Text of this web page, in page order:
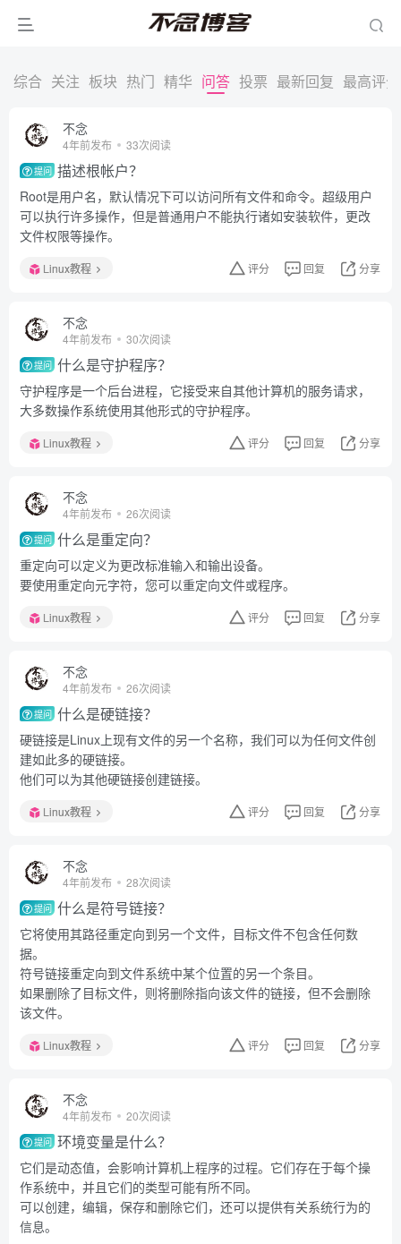
综合 关注 板块 热门 精华 问答 投票 最新回复 最高评分
不念
4年前发布 33次阅读
提问 描述根帐户？
Root是用户名，默认情况下可以访问所有文件和命令。超级用户
可以执行许多操作，但是普通用户不能执行诸如安装软件，更改
文件权限等操作。
Linux教程 评分 回复 分享
不念
4年前发布 30次阅读
提问 什么是守护程序？
守护程序是一个后台进程，它接受来自其他计算机的服务请求，
大多数操作系统使用其他形式的守护程序。
Linux教程 评分 回复 分享
不念
4年前发布 26次阅读
提问 什么是重定向？
重定向可以定义为更改标准输入和输出设备。
要使用重定向元字符，您可以重定向文件或程序。
Linux教程 评分 回复 分享
不念
4年前发布 26次阅读
提问 什么是硬链接？
硬链接是Linux上现有文件的另一个名称，我们可以为任何文件创
建如此多的硬链接。
他们可以为其他硬链接创建链接。
Linux教程 评分 回复 分享
不念
4年前发布 28次阅读
提问 什么是符号链接？
它将使用其路径重定向到另一个文件，目标文件不包含任何数
据。
符号链接重定向到文件系统中某个位置的另一个条目。
如果删除了目标文件，则将删除指向该文件的链接，但不会删除
该文件。
Linux教程 评分 回复 分享
不念
4年前发布 20次阅读
提问 环境变量是什么？
它们是动态值，会影响计算机上程序的过程。它们存在于每个操
作系统中，并且它们的类型可能有所不同。
可以创建，编辑，保存和删除它们，还可以提供有关系统行为的
信息。